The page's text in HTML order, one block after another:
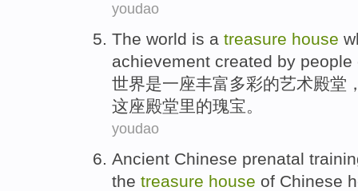
youdao
The world is a treasure house
achievement created by people
世界是一座丰富多彩的艺术殿堂
这座殿堂里的瑰宝。
youdao
Ancient Chinese prenatal
the treasure house of Chinese